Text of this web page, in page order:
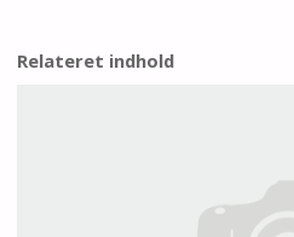
Relateret indhold